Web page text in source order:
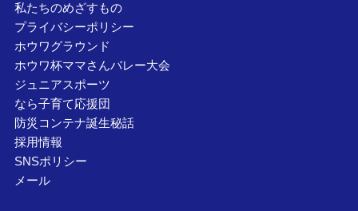
私たちのめざすもの
プライバシーポリシー
ホウワグラウンド
ホウワ杯ママさんバレー大会
ジュニアスポーツ
なら子育て応援団
防災コンテナ誕生秘話
採用情報
SNSポリシー
メール